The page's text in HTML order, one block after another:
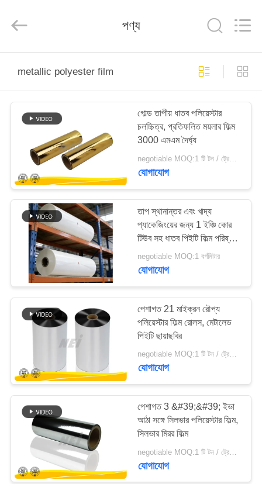
পণ্য
প্রদর্শন
আমাদের
সম্পর্কে
কারখানা
ভ্রমণ
নিয়ন্ত্রণ
যোগাযোগ
করুন
উদ্ধৃতির
জন্য
আবেদন
COMPOSITE
MATERIAL CO., LTD..
পণ্য
metallic polyester film
গোল্ড তাপীয় ধাতব পলিয়েস্টার
চলচ্চিত্র, প্রতিফলিত ময়লার ফিল্ম
3000 এমএম দৈর্ঘ্য
negotiable MOQ:1 টি টন / ট্রেইলের অর্ডার আলোচনা সাপেক্ষ
যোগাযোগ
তাপ স্থানান্তর এবং খাদ্য
প্যাকেজিংয়ের জন্য 1 ইঞ্চি কোর
টিউব সহ ধাতব পিইটি ফিল্ম পরিষ্কার
চাক্ষুষ উপস্থিতির জন্য উপযুক্ত
negotiable MOQ:1 বর্গমিটার
যোগাযোগ
পেশাগত 21 মাইক্রন রৌপ্য
পলিয়েস্টার ফিল্ম রোলস, মেটালেড
পিইটি ছায়াছবির
negotiable MOQ:1 টি টন / ট্রেইলের অর্ডার আলোচনা সাপেক্ষ
যোগাযোগ
পেশাগত 3 &#39;&#39; ইভা
আঠা সঙ্গে সিলভার পলিয়েস্টার ফিল্ম,
সিলভার মিরর ফিল্ম
যোগাযোগ